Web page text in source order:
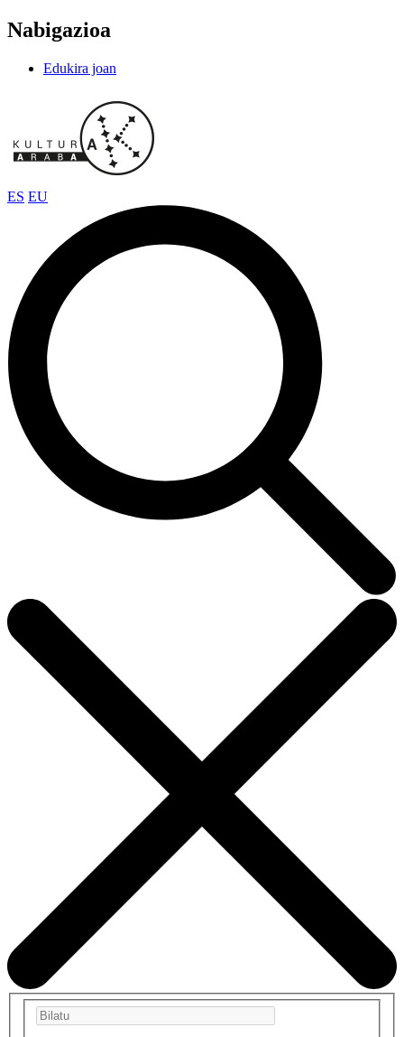
Nabigazioa
Edukira joan
ES EU